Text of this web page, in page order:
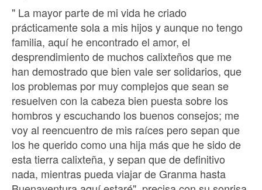
" La mayor parte de mi vida he criado
prácticamente sola a mis hijos y aunque no tengo
familia, aquí he encontrado el amor, el
desprendimiento de muchos calixteños que me
han demostrado que bien vale ser solidarios, que
los problemas por muy complejos que sean se
resuelven con la cabeza bien puesta sobre los
hombros y escuchando los buenos consejos; me
voy al reencuentro de mis raíces pero sepan que
los he querido como una hija más que he sido de
esta tierra calixteña, y sepan que de definitivo
nada, mientras pueda viajar de Granma hasta